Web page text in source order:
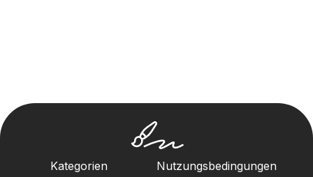
Kategorien
Nutzungsbedingungen